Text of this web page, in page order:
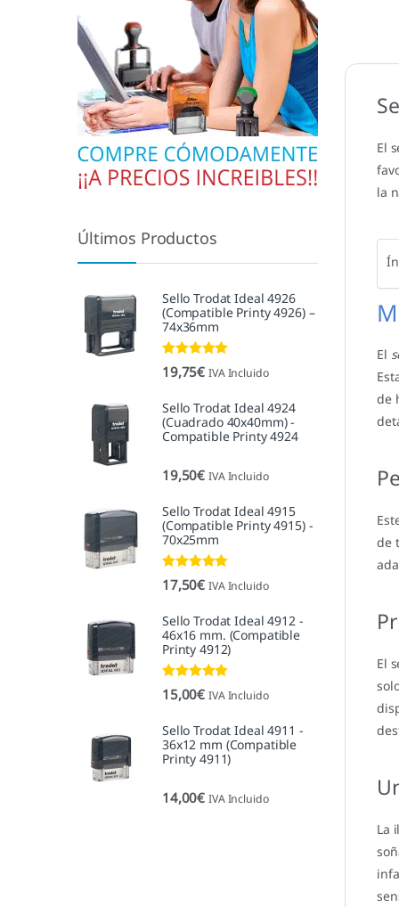
El
la
El
de
de
El
La
Últimos Productos
Sello Trodat Ideal 4926
(Compatible Printy 4926) –
74x36mm
Valorado con
5.00de 5
19,75€ IVA Incluido
Sello Trodat Ideal 4924
(Cuadrado 40x40mm) -
Compatible Printy 4924
19,50€ IVA Incluido
Sello Trodat Ideal 4915
(Compatible Printy 4915) -
70x25mm
Valorado con
5.00de 5
17,50€ IVA Incluido
Sello Trodat Ideal 4912 -
46x16 mm. (Compatible
Printy 4912)
Valorado con
5.00de 5
15,00€ IVA Incluido
Sello Trodat Ideal 4911 -
36x12 mm (Compatible
Printy 4911)
14,00€ IVA Incluido